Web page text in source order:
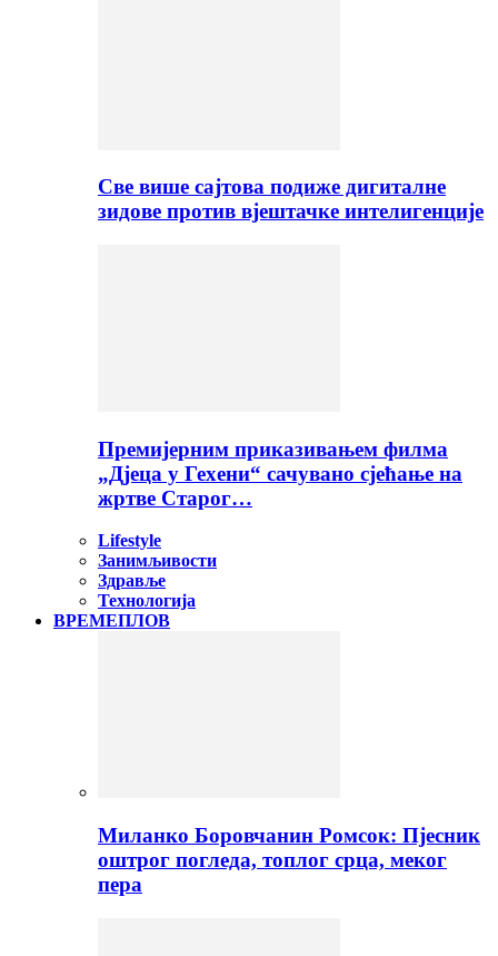
Све више сајтова подиже дигиталне
зидове против вјештачке интелигенције
Премијерним приказивањем филма
„Дјеца у Гехени“ сачувано сјећање на
жртве Старог…
Lifestyle
Занимљивости
Здравље
Технологија
ВРЕМЕПЛОВ
Миланко Боровчанин Ромсок: Пјесник
оштрог погледа, топлог срца, меког
пера